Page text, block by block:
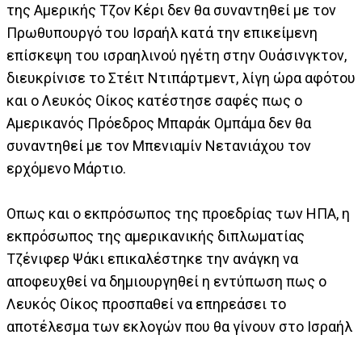
της Αμερικής Τζον Κέρι δεν θα συναντηθεί με τον
Πρωθυπουργό του Ισραήλ κατά την επικείμενη
επίσκεψη του ισραηλινού ηγέτη στην Ουάσινγκτον,
διευκρίνισε το Στέιτ Ντιπάρτμεντ, λίγη ώρα αφότου
και ο Λευκός Οίκος κατέστησε σαφές πως ο
Αμερικανός Πρόεδρος Μπαράκ Ομπάμα δεν θα
συναντηθεί με τον Μπενιαμίν Νετανιάχου τον
ερχόμενο Μάρτιο.
Οπως και ο εκπρόσωπος της προεδρίας των ΗΠΑ, η
εκπρόσωπος της αμερικανικής διπλωματίας
Τζένιφερ Ψάκι επικαλέστηκε την ανάγκη να
αποφευχθεί να δημιουργηθεί η εντύπωση πως ο
Λευκός Οίκος προσπαθεί να επηρεάσει το
αποτέλεσμα των εκλογών που θα γίνουν στο Ισραήλ